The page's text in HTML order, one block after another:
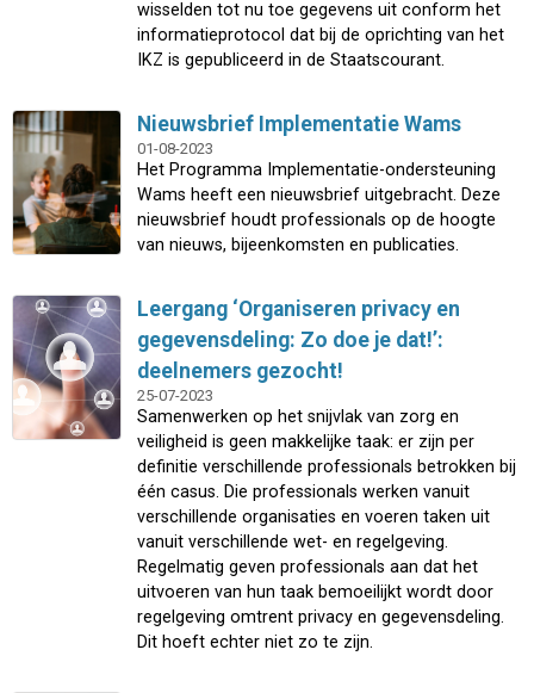
wisselden tot nu toe gegevens uit conform het
informatieprotocol dat bij de oprichting van het
IKZ is gepubliceerd in de Staatscourant.
Nieuwsbrief Implementatie Wams
01-08-2023
Het Programma Implementatie-ondersteuning
Wams heeft een nieuwsbrief uitgebracht. Deze
nieuwsbrief houdt professionals op de hoogte
van nieuws, bijeenkomsten en publicaties.
Leergang ‘Organiseren privacy en
gegevensdeling: Zo doe je dat!’:
deelnemers gezocht!
25-07-2023
Samenwerken op het snijvlak van zorg en
veiligheid is geen makkelijke taak: er zijn per
definitie verschillende professionals betrokken bij
één casus. Die professionals werken vanuit
verschillende organisaties en voeren taken uit
vanuit verschillende wet- en regelgeving.
Regelmatig geven professionals aan dat het
uitvoeren van hun taak bemoeilijkt wordt door
regelgeving omtrent privacy en gegevensdeling.
Dit hoeft echter niet zo te zijn.